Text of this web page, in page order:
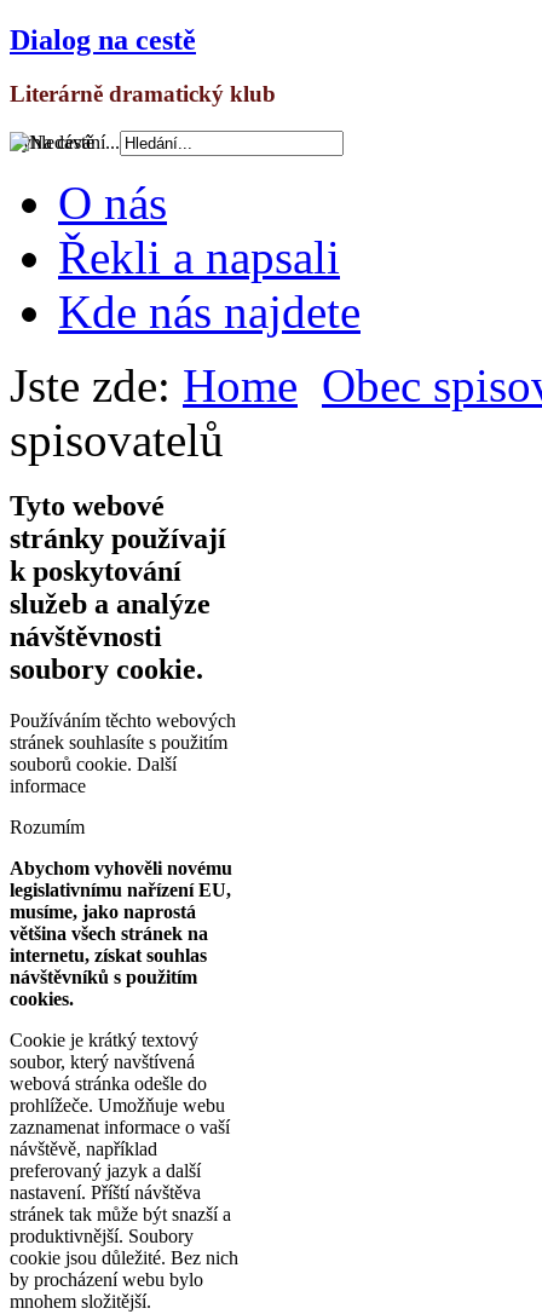
Dialog na cestě
Literárně dramatický klub
Vyhledávání...
O nás
Řekli a napsali
Kde nás najdete
Jste zde: Home Obec
spisovatelů
Tyto webové
stránky používají
k poskytování
služeb a analýze
návštěvnosti
soubory cookie.
Používáním těchto webových
stránek souhlasíte s použitím
souborů cookie. Další
informace
Rozumím
Abychom vyhověli novému
legislativnímu nařízení EU,
musíme, jako naprostá
většina všech stránek na
internetu, získat souhlas
návštěvníků s použitím
cookies.
Cookie je krátký textový
soubor, který navštívená
webová stránka odešle do
prohlížeče. Umožňuje webu
zaznamenat informace o vaší
návštěvě, například
preferovaný jazyk a další
nastavení. Příští návštěva
stránek tak může být snazší a
produktivnější. Soubory
cookie jsou důležité. Bez nich
by procházení webu bylo
mnohem složitější.